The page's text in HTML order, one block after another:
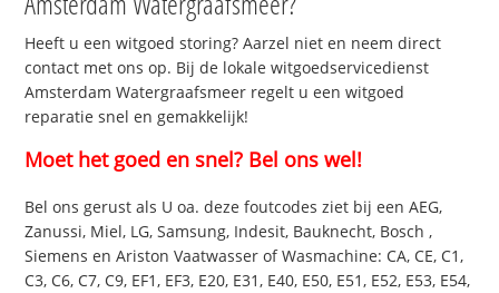
Heeft u een witgoed storing? Aarzel niet en neem direct
contact met ons op. Bij de lokale witgoedservicedienst
Amsterdam Watergraafsmeer regelt u een witgoed
reparatie snel en gemakkelijk!
Moet het goed en snel? Bel ons wel!
Bel ons gerust als U oa. deze foutcodes ziet bij een AEG,
Zanussi, Miel, LG, Samsung, Indesit, Bauknecht, Bosch ,
Siemens en Ariston Vaatwasser of Wasmachine: CA, CE, C1,
C3, C6, C7, C9, EF1, EF3, E20, E31, E40, E50, E51, E52, E53, E54,